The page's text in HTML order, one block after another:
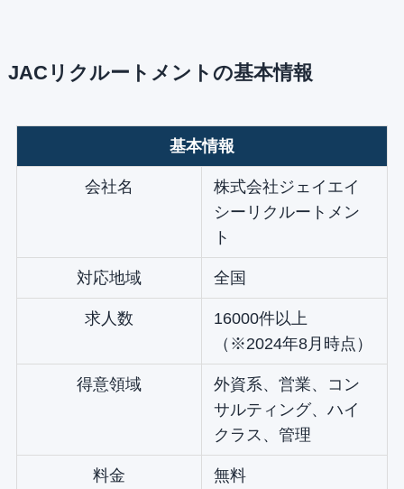
JACリクルートメントの基本情報
基本情報
会社名
株式会社ジェイエイ
シーリクルートメン
ト
対応地域 全国
求人数
16000件以上
（※2024年8月時点）
得意領域
外資系、営業、コン
サルティング、ハイ
クラス、管理
料金 無料